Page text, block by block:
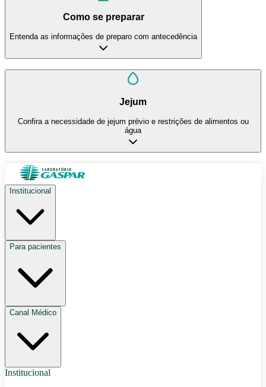
Como se preparar
Entenda as informações de preparo com antecedência
Jejum
Confira a necessidade de jejum prévio e restrições de alimentos ou
água
Institucional
Para pacientes
Canal Médico
Institucional